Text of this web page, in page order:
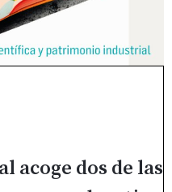
acoge dos de las